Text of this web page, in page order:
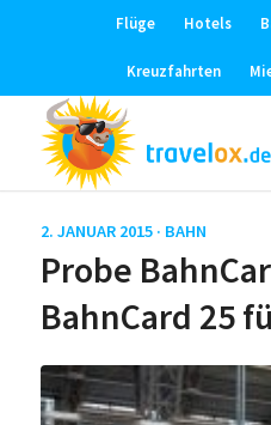
Flüge Hotels
Kreuzfahrten
2. JANUAR 2015 · BAHN
Probe
BahnCard 25